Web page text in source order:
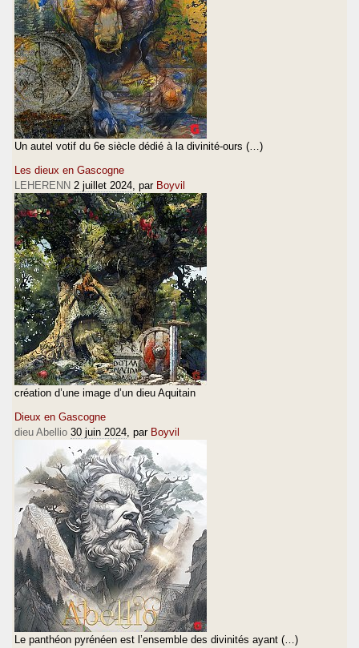
Un autel votif du 6e siècle dédié à la divinité-ours (…)
Les dieux en Gascogne
LEHERENN 2 juillet 2024 , par Boyvil
création d’une image d’un dieu Aquitain
Dieux en Gascogne
dieu Abellio 30 juin 2024 , par Boyvil
Le panthéon pyrénéen est l’ensemble des divinités ayant (…)